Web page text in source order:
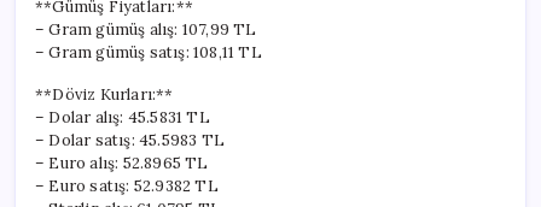
**Gümüş Fiyatları:**
– Gram gümüş alış: 107,99 TL
– Gram gümüş satış: 108,11 TL
**Döviz Kurları:**
– Dolar alış: 45.5831 TL
– Dolar satış: 45.5983 TL
– Euro alış: 52.8965 TL
– Euro satış: 52.9382 TL